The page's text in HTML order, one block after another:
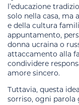
l’educazione
solo nella casa, ma
e della cultura
appuntamento,
donna ucraina o
attaccamento alla
condividere
amore sincero.
Tuttavia, questa
sorriso, ogni parola